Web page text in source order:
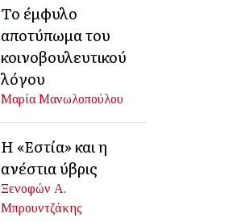
Το έμφυλο
αποτύπωμα του
κοινοβουλευτικού
λόγου
Μαρία Μανωλοπούλου
Η «Εστία» και η
ανέστια ύβρις
Ξενοφών Α.
Μπρουντζάκης